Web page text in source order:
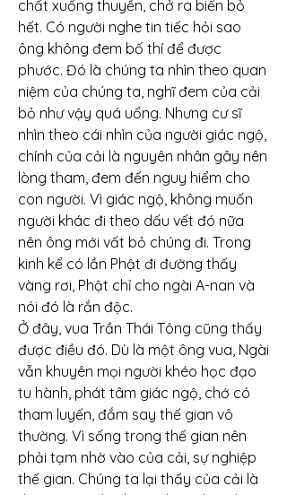
chất xuống thuyền, chở ra biển bỏ
hết. Có người nghe tin tiếc hỏi sao
ông không đem bố thí để được
phước. Đó là chúng ta nhìn theo quan
niệm của chúng ta, nghĩ đem của cải
bỏ như vậy quá uổng. Nhưng cư sĩ
nhìn theo cái nhìn của người giác ngộ,
chính của cải là nguyên nhân gây nên
lòng tham, đem đến nguy hiểm cho
con người. Vì giác ngộ, không muốn
người khác đi theo dấu vết đó nữa
nên ông mới vất bỏ chúng đi. Trong
kinh kể có lần Phật đi đường thấy
vàng rơi, Phật chỉ cho ngài A-nan và
nói đó là rắn độc.
Ở đây, vua Trần Thái Tông cũng thấy
được điều đó. Dù là một ông vua, Ngài
vẫn khuyên mọi người khéo học đạo
tu hành, phát tâm giác ngộ, chớ có
tham luyến, đắm say thế gian vô
thường. Vì sống trong thế gian nên
phải tạm nhờ vào của cải, sự nghiệp
thế gian. Chúng ta lại thấy của cải là